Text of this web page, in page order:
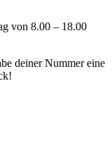
von 8.00 – 18.00
deiner Nummer eine